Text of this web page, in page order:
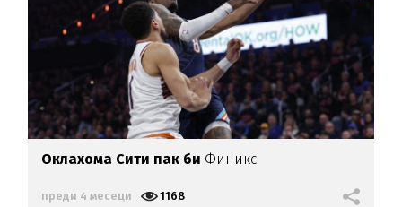
Оклахома Сити пак би Финикс
преди 4 месеци 1168